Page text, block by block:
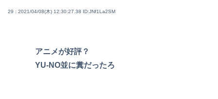
29 : 2021/04/08(木) 12:30:27.38 ID:JNf1La2SM
アニメが好評？
YU-NO並に糞だったろ